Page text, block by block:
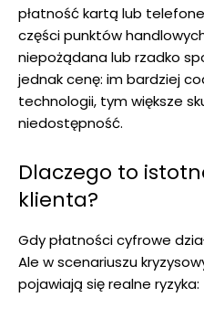
płatność kartą lub
części punktów
niepożądana lub rzadko
jednak cenę: im bardziej
technologii, tym większe
niedostępność.
Dlaczego to
klienta?
Gdy płatności cyfrowe
Ale w scenariuszu
pojawiają się realne ryzyka: